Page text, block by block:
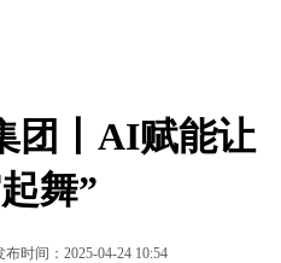
团丨AI赋能让
舞”
时间：2025-04-24 10:54